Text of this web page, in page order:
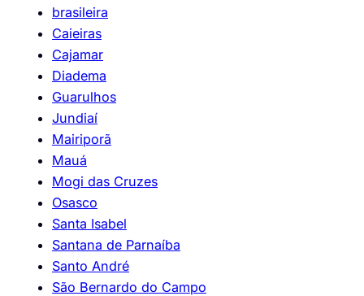
brasileira
Caieiras
Cajamar
Diadema
Guarulhos
Jundiaí
Mairiporã
Mauá
Mogi das Cruzes
Osasco
Santa Isabel
Santana de Parnaíba
Santo André
São Bernardo do Campo